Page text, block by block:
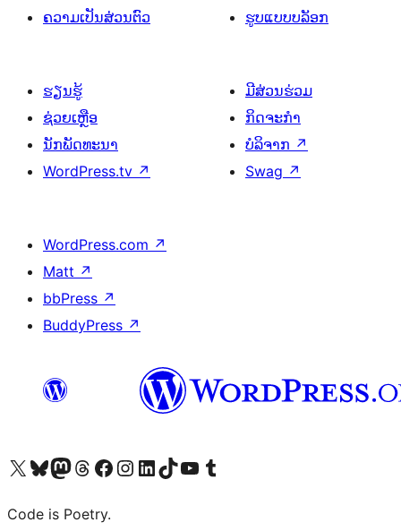
ຄວາມເປັນສ່ວນຕົວ
ຮູບແບບບລັອກ
ຮຽນຮູ້
ຊ່ວຍເຫຼືອ
ນັກພັດທະນາ
WordPress.tv ↗
ມີສ່ວນຮ່ວມ
ກິດຈະກຳ
ບໍລິຈາກ ↗
Swag ↗
WordPress.com ↗
Matt ↗
bbPress ↗
BuddyPress ↗
ຢ້ຽມຊົມບັນຊີ X (ຊື່ເກົ່າ Twitter) ຂອງພວກເຮົາຢ້ຽມຊົມບັນຊີ Bluesky ຂອງພວກເຮົາຢ້ຽມຊົມບັນຊີ Mastodon ຂອງພວກເຮົາຢ້ຽມຊົມບັນຊີ Threads ຂອງພວກເຮົາຢ້ຽມຊົມໜ້າ Facebook ຂອງພວກເຮົາຢ້ຽມຊົມບັນຊີ Instagram ຂອງພວກເຮົາຢ້ຽມຊົມບັນຊີ LinkedIn ຂອງພວກເຮົາຢ້ຽມຊົມບັນຊີ TikTok ຂອງພວກເຮົາຢ້ຽມຊົມຊ່ອງ YouTube ຂອງພວກເຮົາຢ້ຽມຊົມບັນຊີ Tumblr ຂອງພວກເຮົາ
Code is Poetry.